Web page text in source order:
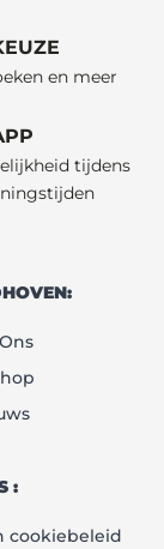
en meer
tijdens
:
cookiebeleid